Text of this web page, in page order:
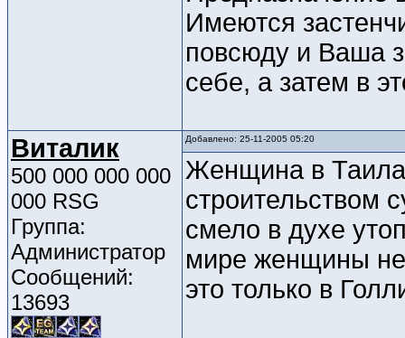
Имеются
повсюду и Ваша
себе, а затем в
Виталик
500 000 000 000
000 RSG
Группа:
Администратор
Сообщений:
13693
Добавлено: 25-11-2005 05:20
Женщина в
строительством
смело в духе
мире женщины не
это только в